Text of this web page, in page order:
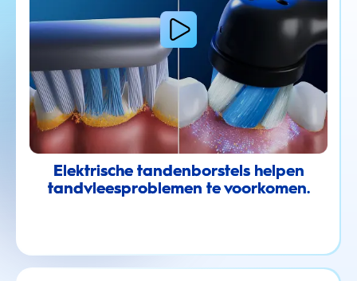
Elektrische tandenborstels helpen
tandvleesproblemen te voorkomen.